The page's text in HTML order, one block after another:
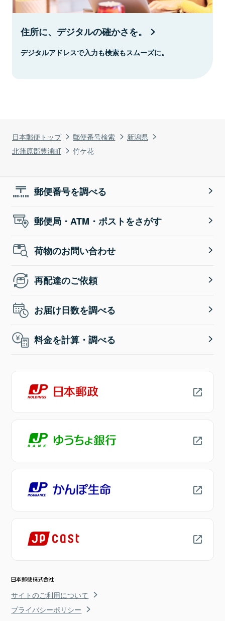
日本郵便トップ 郵便番号検索
新潟県
北蒲原郡豊浦町
竹ケ花
住所に、デジタルの確かさを。
デジタルアドレスで入力も検索もスムーズに。
郵便番号を調べる
郵便局・ATM・ポストをさがす
荷物のお問い合わせ
再配達のご依頼
お届け日数を調べる
料金を計算・調べる
サイトのご利用について
プライバシーポリシー